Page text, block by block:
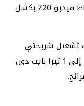
بكسل بمعدل 30 إطارًا في الثانية والتقاط فيديو 720 بكسل
تشغيل شريحتي
اتصال وكارت ذاكرة خارجي بمساحة تصل إلى 1 تيرا بايت دون